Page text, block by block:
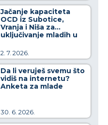
Jačanje kapaciteta
OCD iz Subotice,
Vranja i Niša za
uključivanje mladih u
2. 7. 2026.
Da li veruješ svemu što
vidiš na internetu?
Anketa za mlade
30. 6. 2026.